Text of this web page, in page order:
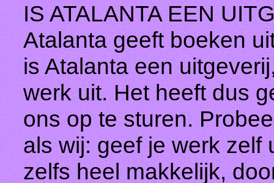
IS ATALANTA EEN
Atalanta geeft boeken
is Atalanta een
werk uit. Het heeft dus
ons op te sturen.
als wij: geef je werk zelf
zelfs heel makkelijk,